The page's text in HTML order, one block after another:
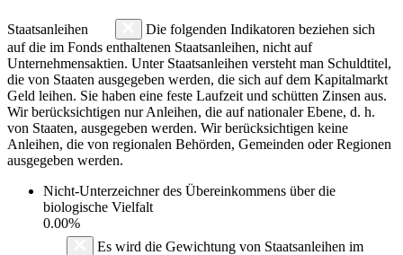
Staatsanleihen
Die folgenden Indikatoren beziehen sich
auf die im Fonds enthaltenen Staatsanleihen, nicht auf
Unternehmensaktien. Unter Staatsanleihen versteht man Schuldtitel,
die von Staaten ausgegeben werden, die sich auf dem Kapitalmarkt
Geld leihen. Sie haben eine feste Laufzeit und schütten Zinsen aus.
Wir berücksichtigen nur Anleihen, die auf nationaler Ebene, d. h.
von Staaten, ausgegeben werden. Wir berücksichtigen keine
Anleihen, die von regionalen Behörden, Gemeinden oder Regionen
ausgegeben werden.
Nicht-Unterzeichner des Übereinkommens über die
biologische Vielfalt
0.00%
Es wird die Gewichtung von Staatsanleihen im